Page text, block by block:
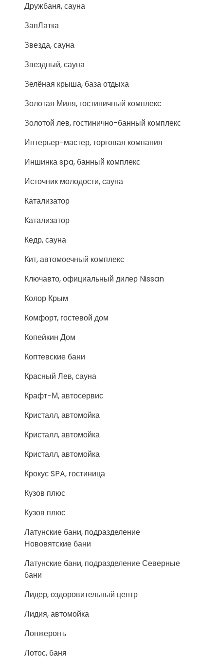
Дружбаня, сауна
ЗапЛатка
Звезда, сауна
Звездный, сауна
Зелёная крыша, база отдыха
Золотая Миля, гостиничный комплекс
Золотой лев, гостинично-банный комплекс
Интерьер-мастер, торговая компания
Иншинка spa, банный комплекс
Источник молодости, сауна
Катализатор
Катализатор
Кедр, сауна
Кит, автомоечный комплекс
Ключавто, официальный дилер Nissan
Колор Крым
Комфорт, гостевой дом
Копейкин Дом
Коптевские бани
Красный Лев, сауна
Крафт-М, автосервис
Кристалл, автомойка
Кристалл, автомойка
Кристалл, автомойка
Крокус SPA, гостиница
Кузов плюс
Кузов плюс
Латунские бани, подразделение
Нововятские бани
Латунские бани, подразделение Северные
бани
Лидер, оздоровительный центр
Лидия, автомойка
Лонжеронъ
Лотос, баня